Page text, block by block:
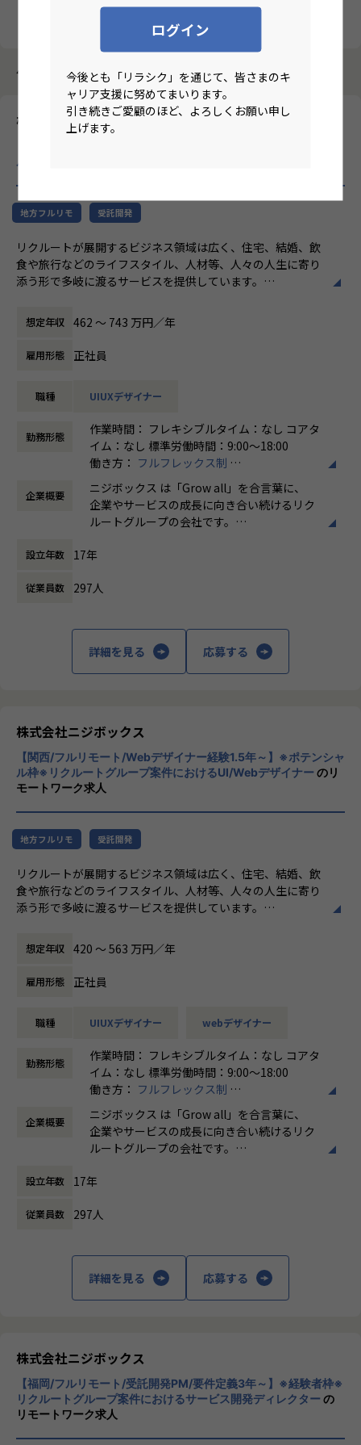
ログイン
今後とも「リラシク」を通じて、皆さまのキ
ャリア支援に努めてまいります。
引き続きご愛顧のほど、よろしくお願い申し
上げます。
4184件中 2871件～2880件
株式会社ニジボックス
ループ案件におけるUIデザイナー
地方フルリモ 受託開発
リクルートが展開するビジネス領域は広く、住宅、結婚、飲
食や旅行などのライフスタイル、人材等、人々の人生に寄り
添う形で多岐に渡るサービスを提供しています。
やゼクシィ、ホットペッパー、 じゃらん、リクナビな
どの国内最大級のメディアに携わるデザイナーを募集してい
ます。
企画責任者やディレクター、UXデザイナー、フロントエンジ
めABテストなどの施策結果も踏まえ、デザイン面からサービ
スの改善を提案、実施
-デザイン制作(使用ツール例：figma、Sketch、Adobe X
D、Photoshopなど)
品質チェック
施策のリリース後は、企画責任者と共に効果測定を実施
現場ではただ指示された業務を行うのではなく、プロジェク
うべきか？施策を実施することで本当にKPIが達成できるの
約4,500万人規模のユーザを抱える大規模なメディアを通し
て業務を経験することは、個人として今後のキャリアアップ
にも繋げていただける大きな成長機会です。
入社後はグループ内でのサポートに加え、共有会や勉強会を
通じてさらにスキルアップをしていくことができる体制が整
っています。
さらに、業界の牽引者をメンターとして招いた講習など、ト
ます。
★ニジボックスでのワークスタイルが分かる、ブログ記事も
メンバーや社内の雰囲気、自由に学べてスキルアップできる
環境を感じていただけたら 嬉しいです！
・【社員インタビュー】Wantedly...https://www.wantedly.c
om/companies/nijibox/feed
s/nijibox
・【運営メディア】POSTD…https://postd.cc/
・【運営イベント】…https://nijibox.connpass.com/
【業務の変更の範囲】
無
想定年収 462 〜 743 万円／年
雇用形態 正社員
職種 UIUXデザイナー
勤務形態
作業時間： フレキシブルタイム：なし コアタ
イム：なし 標準労働時間：9:00〜18:00
働き方： フルフレックス制
時間外労働の有無： 有（月平均5時間～10時
間）
休憩時間： 60分
企業概要
ニジボックス は「Grow all」を合言葉に、
企業やサービスの成長に向き合い続けるリク
ルートグループの会社です。
ングなどを通じて、お客様のビジネスに伴走
私たちはこの言葉を企業のVisionとしていま
す。
とらえること。
期待を大きく超える新たな価値を共に創り出
すこと。皆さまがサービスの成長を志したと
きに、
真っ先にニジボックスを思い浮かべていただ
けることを目指しています。
設立年数 17年
従業員数 297人
詳細を見る 応募する
株式会社ニジボックス
【関西/フルリモート/Webデザイナー経験1.5年～】※ポテンシャ
ル枠※リクルートグループ案件におけるUI/Webデザイナーのリ
モートワーク求人
地方フルリモ 受託開発
リクルートが展開するビジネス領域は広く、住宅、結婚、飲
食や旅行などのライフスタイル、人材等、人々の人生に寄り
添う形で多岐に渡るサービスを提供しています。
やゼクシィ、ホットペッパー、 じゃらん、リクナビな
どの国内最大級のメディアに携わるデザイナーを募集してい
ます。
企画責任者やディレクター、UXデザイナー、フロントエンジ
めABテストなどの施策結果も踏まえ、デザイン面からサービ
スの改善を提案、実施
-デザイン制作(使用ツール例：figma、Sketch、Adobe X
D、Photoshopなど)
品質チェック
施策のリリース後は、企画責任者と共に効果測定を実施
現場ではただ指示された業務を行うのではなく、プロジェク
うべきか？施策を実施することで本当にKPIが達成できるの
約4,500万人規模のユーザを抱える大規模なメディアを通し
て業務を経験することは、個人として今後のキャリアアップ
にも繋げていただける大きな成長機会です。
入社後はグループ内でのサポートに加え、共有会や勉強会を
通じてさらにスキルアップをしていくことができる体制が整
っています。
想定年収 420 〜 563 万円／年
雇用形態 正社員
職種 UIUXデザイナー webデザイナー
勤務形態
作業時間： フレキシブルタイム：なし コアタ
イム：なし 標準労働時間：9:00〜18:00
働き方： フルフレックス制
時間外労働の有無： 有（月平均5時間～10時
間）
休憩時間： 60分
企業概要
ニジボックス は「Grow all」を合言葉に、
企業やサービスの成長に向き合い続けるリク
ルートグループの会社です。
ングなどを通じて、お客様のビジネスに伴走
私たちはこの言葉を企業のVisionとしていま
す。
とらえること。
期待を大きく超える新たな価値を共に創り出
すこと。皆さまがサービスの成長を志したと
きに、
真っ先にニジボックスを思い浮かべていただ
けることを目指しています。
設立年数 17年
従業員数 297人
詳細を見る 応募する
株式会社ニジボックス
【福岡/フルリモート/受託開発PM/要件定義3年～】※経験者枠※
リクルートグループ案件におけるサービス開発ディレクターの
リモートワーク求人